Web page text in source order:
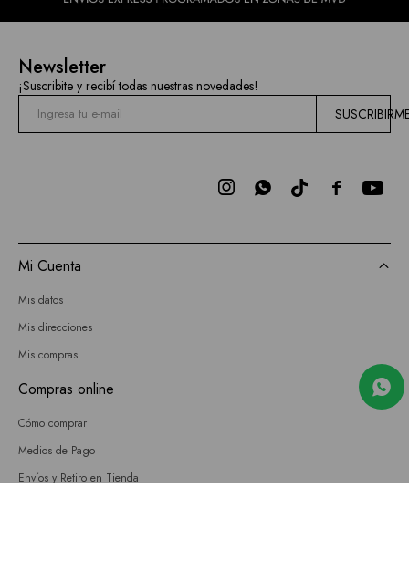
Newsletter
¡Suscribite y recibí todas nuestras novedades!

 
Mi Cuenta
Mis datos
Mis direcciones
Mis compras
Compras online
Cómo comprar
Medios de Pago
Envíos y Retiro en Tienda